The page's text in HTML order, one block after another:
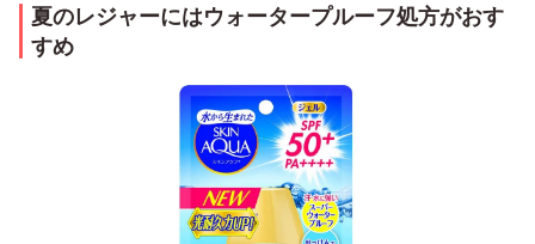
夏のレジャーにはウォータープルーフ処方がおす
すめ